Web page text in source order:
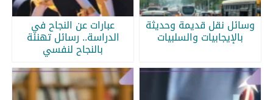
وسائل نقل قديمة وحديثة
بالإيجابيات والسلبيات
عبارات عن النجاح في
الدراسة.. رسائل تهنئة
بالنجاح لنفسي